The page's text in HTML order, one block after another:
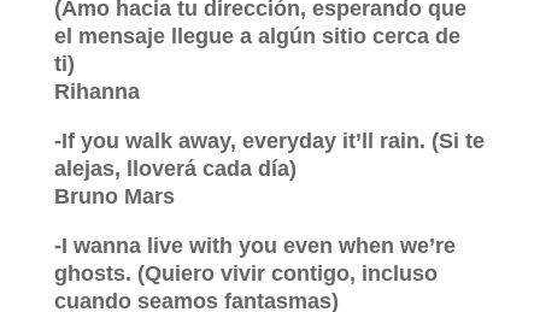
(Amo hacia tu dirección, esperando que
el mensaje llegue a algún sitio cerca de
ti)
Rihanna
-If you walk away, everyday it’ll rain. (Si te
alejas, lloverá cada día)
Bruno Mars
-I wanna live with you even when we’re
ghosts. (Quiero vivir contigo, incluso
cuando seamos fantasmas)